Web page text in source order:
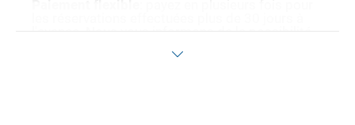
processus d'achat et au moment de confirmer la